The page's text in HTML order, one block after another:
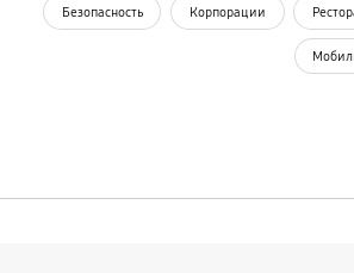
Безопасность Корпорации